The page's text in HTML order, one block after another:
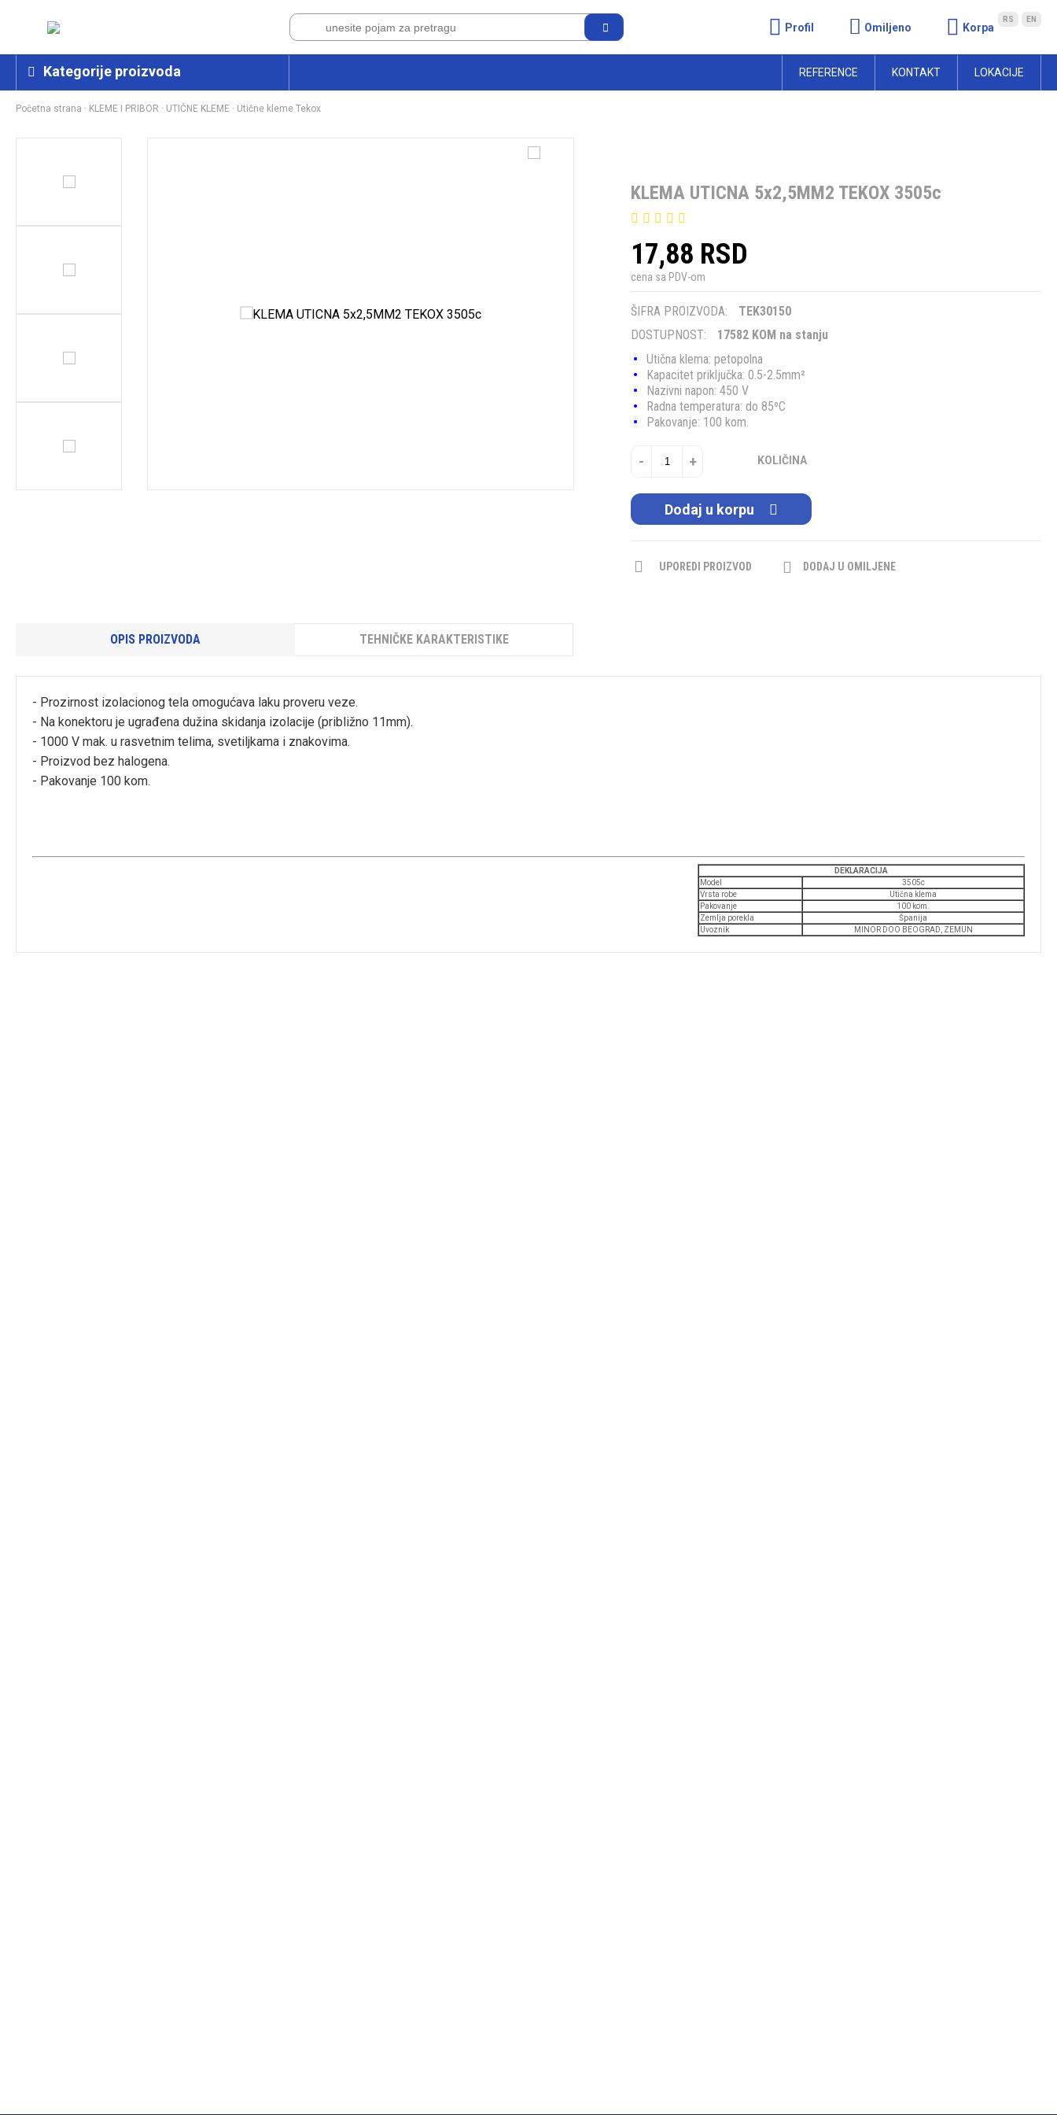
Profil Omiljeno Korpa
RS EN
Kategorije proizvoda REFERENCE KONTAKT LOKACIJE
Početna strana · KLEME I PRIBOR · UTIČNE KLEME · Utične kleme Tekox
KLEMA UTICNA 5x2,5MM2 TEKOX 3505c
17,88 RSD
cena sa PDV-om
ŠIFRA PROIZVODA:
TEK30150
DOSTUPNOST:
17582 KOM na stanju
Utična klema: petopolna
Kapacitet priključka: 0.5-2.5mm²
Nazivni napon: 450 V
Radna temperatura: do 85ºC
Pakovanje: 100 kom.
- + KOLIČINA
Dodaj u korpu
UPOREDI PROIZVOD DODAJ U OMILJENE
OPIS PROIZVODA TEHNIČKE KARAKTERISTIKE
- Prozirnost izolacionog tela omogućava laku proveru veze.
- Na konektoru je ugrađena dužina skidanja izolacije (približno 11mm).
- 1000 V mak. u rasvetnim telima, svetiljkama i znakovima.
- Proizvod bez halogena.
- Pakovanje 100 kom.
DEKLARACIJA
Model
3505c
Vrsta robe
Utična klema
Pakovanje
100 kom.
Zemlja porekla
Španija
Uvoznik
MINOR DOO BEOGRAD, ZEMUN